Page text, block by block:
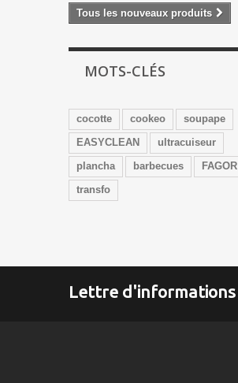
Tous les nouveaux produits
MOTS-CLÉS
cocotte cookeo
soupape
EASYCLEAN
ultracuiseur
plancha
barbecues FAGOR
transfo
Lettre d'informations